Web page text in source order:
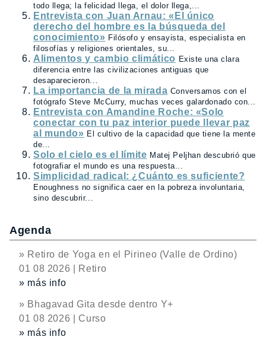
todo llega; la felicidad llega, el dolor llega,...
Entrevista con Juan Arnau: «El único
derecho del hombre es la búsqueda del
conocimiento» Filósofo y ensayista, especialista en
filosofías y religiones orientales, su...
Alimentos y cambio climático Existe una clara
diferencia entre las civilizaciones antiguas que
desaparecieron...
La importancia de la mirada Conversamos con el
fotógrafo Steve McCurry, muchas veces galardonado con...
Entrevista con Amandine Roche: «Solo
conectar con tu paz interior puede llevar paz
al mundo» El cultivo de la capacidad que tiene la mente
de...
Solo el cielo es el límite Matej Peljhan descubrió que
fotografiar el mundo es una respuesta...
Simplicidad radical: ¿Cuánto es suficiente?
Enoughness no significa caer en la pobreza involuntaria,
sino descubrir...
Agenda
» Retiro de Yoga en el Pirineo (Valle de Ordino)
01 08 2026 | Retiro
» más info
» Bhagavad Gita desde dentro Y+
01 08 2026 | Curso
» más info